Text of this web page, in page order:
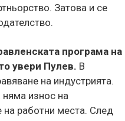
Затова и се
програма на
увери Пулев. В
на индустрията.
износ на
работни места. След